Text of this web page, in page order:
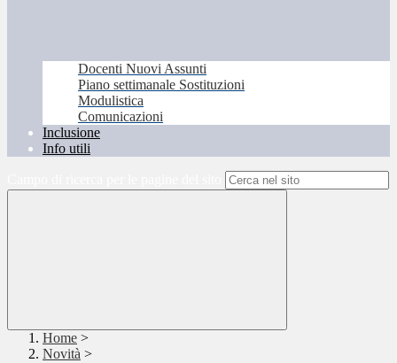
Docenti Nuovi Assunti
Piano settimanale Sostituzioni
Modulistica
Comunicazioni
Inclusione
Info utili
Home >
Novità >